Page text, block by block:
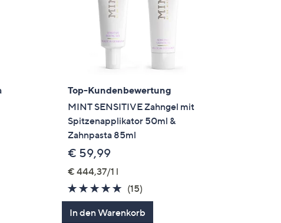
Top-Kundenbewertung
MINT SENSITIVE Zahngel mit
Spitzenapplikator 50ml &
Zahnpasta 85ml
€ 59,99
€ 444,37/1 l
4.7
von
5
(15)
Bewertungen
In den Warenkorb